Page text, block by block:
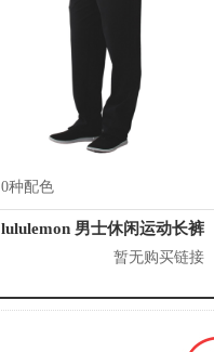
0种配色
lululemon 男士休闲运动长裤
暂无购买链接